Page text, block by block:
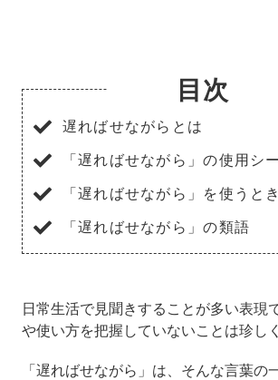
目次
遅ればせながらとは
「遅ればせながら」の使用シ
「遅ればせながら」を使うと
「遅ればせながら」の類語
日常生活で見聞きすることが多い表現
や使い方を把握していないことは珍し
「遅ればせながら」は、そんな言葉の